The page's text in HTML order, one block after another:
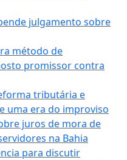
julgamento sobre
método de
promissor contra
tributária e
uma era do improviso
juros de mora de
na Bahia
para discutir